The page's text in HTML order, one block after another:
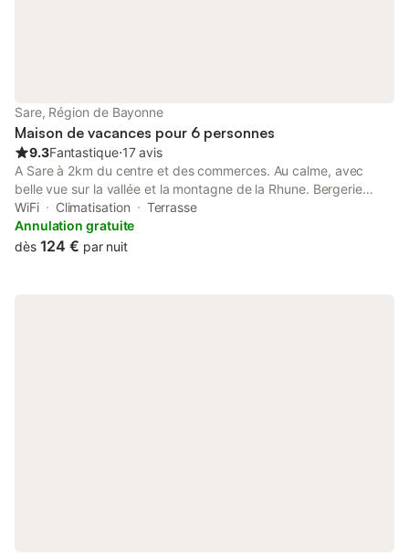
Sare, Région de Bayonne
Maison de vacances pour 6 personnes
9.3Fantastique⋅17 avis
A Sare à 2km du centre et des commerces. Au calme, avec
belle vue sur la vallée et la montagne de la Rhune. Bergerie
confortable, belles prestations avec cuisine américaine,
salon/salle à manger avec air conditionné, salle de bain avec
douche, WC séparé, deux chambres avec lit de 140 cm
WiFi Climatisation
Terrasse
Annulation gratuite
dès 124 € par nuit